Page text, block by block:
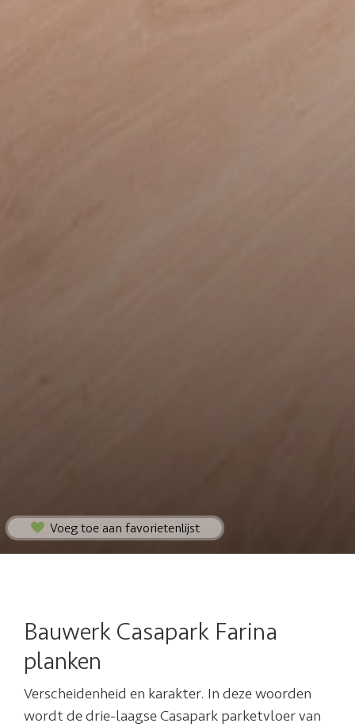
Voeg toe aan favorietenlijst
Bauwerk Casapark Farina
planken
Verscheidenheid en karakter. In deze woorden
wordt de drie-laagse Casapark parketvloer van